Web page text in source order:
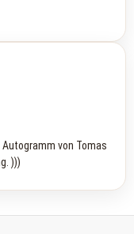
von Tomas
)))